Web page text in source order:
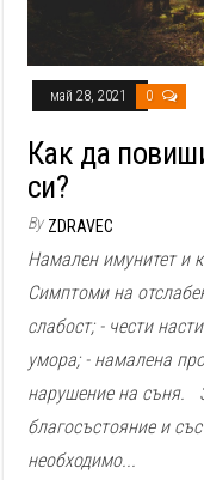
май 28, 2021 0
Как да
си?
By ZDRAVEC
Намален имунитет и
Симптоми на
слабост; - чести
умора; - намалена
нарушение на съня.
благосъстояние и
необходимо...